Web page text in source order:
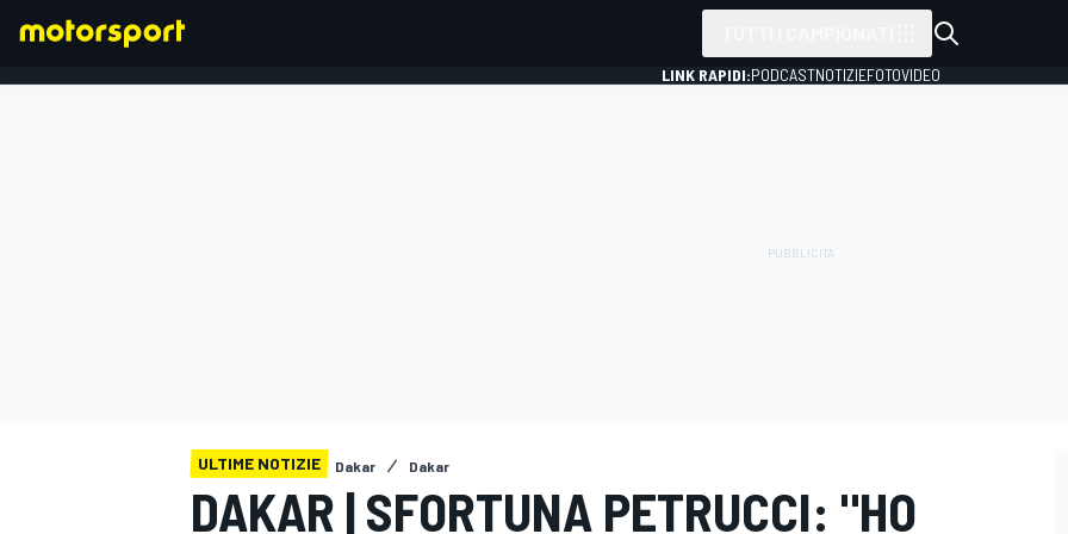
LINK RAPIDI:PODCASTNOTIZIEFOTOVIDEO
ULTIME NOTIZIE Dakar Dakar
DAKAR | SFORTUNA PETRUCCI: "HO